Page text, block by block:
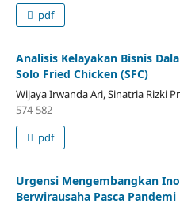
pdf
Analisis Kelayakan Bisnis
Solo Fried Chicken (SFC)
Wijaya Irwanda Ari, Sinatria Rizki
574-582
pdf
Urgensi Mengembangkan
Berwirausaha Pasca Pandemi